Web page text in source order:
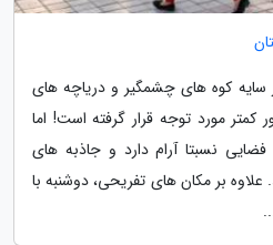
سایه کوه های چشمگیر و دریاچه های
کمتر مورد توجه قرار گرفته است! اما
نسبتا آرام دارد و جاذبه های
علاوه بر مکان های تفریحی، دوشنبه با